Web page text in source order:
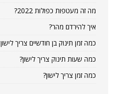
מה זה מעטפות כפולות 2022?
איך להירדם מהר?
כמה זמן תינוק בן חודשיים צריך לישון
כמה שעות תינוק צריך לישון?
כמה זמן צריך לישון?